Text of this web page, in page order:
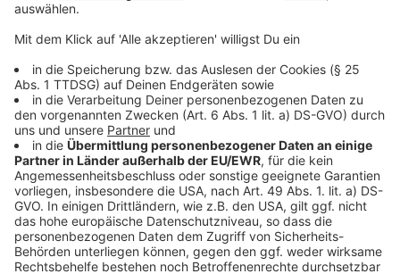
©ANTENNE MÜNSTER
Eine weitere große Gefahr ist die Sogwirkung der
Schiffe, die durch den Kanal fahren.
Anzeige
Als Bundeswasserstraße sind auf dem Dortmund-Ems-
Kanal auch viele Warenschiffe unterwegs. Markus
Saalmann, Wachleiter der Wasserschutzpolizei
Münster erklärt im ANTENNE MÜNSTER-Interview: